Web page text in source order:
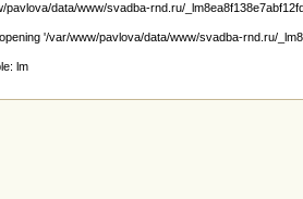
pavlova/data/www/svadba-rnd.ru/
'/var/www/pavlova/data/www/svadba-rnd.ru/
lm